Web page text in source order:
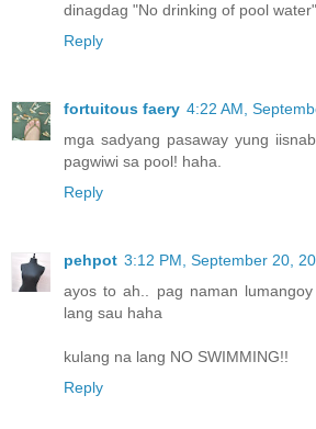
dinagdag "No drinking of pool
Reply
fortuitous faery 4:22 AM,
mga sadyang pasaway yung
pagwiwi sa pool! haha.
Reply
pehpot 3:12 PM, September 20,
ayos to ah.. pag naman
lang sau haha
kulang na lang NO SWIMMING!!
Reply